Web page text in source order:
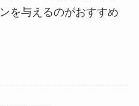
を与えるのがおすすめ